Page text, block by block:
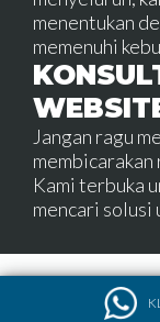
menentukan
memenuhi
Jangan ragu
Kami terbuka
mencari solusi